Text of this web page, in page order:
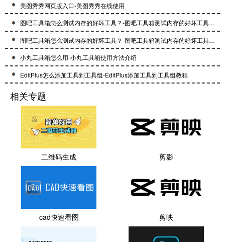
美图秀秀网页版入口-美图秀秀在线使用
图吧工具箱怎么测试内存的好坏工具？-图吧工具箱测试内存的好坏工具的方法
图吧工具箱怎么测试内存的好坏工具？-图吧工具箱测试内存的好坏工具的方法
小丸工具箱怎么用-小丸工具箱使用方法介绍
EditPlus怎么添加工具到工具组-EditPlus添加工具到工具组教程
相关专题
二维码生成 剪影
cad快速看图 剪映